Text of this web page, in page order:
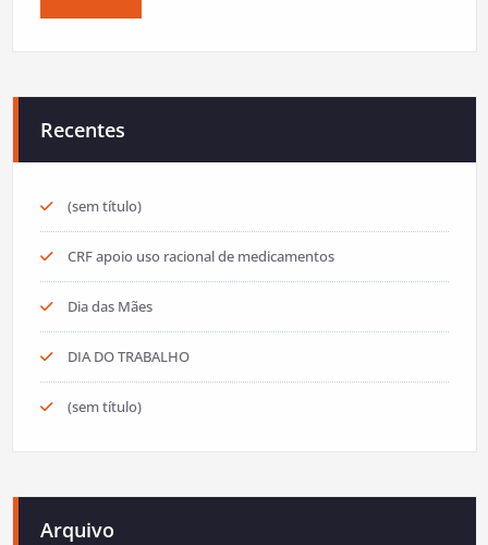
Recentes
(sem título)
CRF apoio uso racional de medicamentos
Dia das Mães
DIA DO TRABALHO
(sem título)
Arquivo